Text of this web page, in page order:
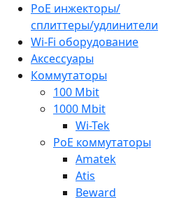
PoE инжекторы/
сплиттеры/удлинители
Wi-Fi оборудование
Аксессуары
Коммутаторы
100 Mbit
1000 Mbit
Wi-Tek
PoE коммутаторы
Amatek
Atis
Beward